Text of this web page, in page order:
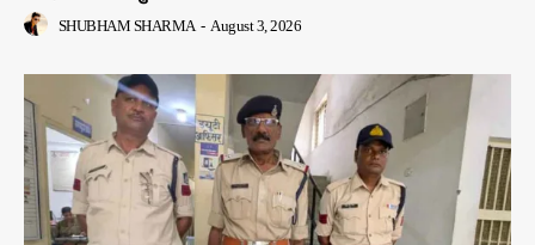
SHUBHAM SHARMA - August 3, 2026